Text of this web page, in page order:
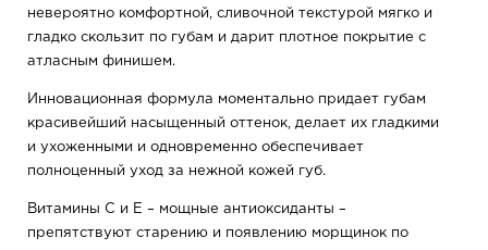
невероятно комфортной, сливочной текстурой мягко и
гладко скользит по губам и дарит плотное покрытие с
атласным финишем.
Инновационная формула моментально придает губам
красивейший насыщенный оттенок, делает их гладкими
и ухоженными и одновременно обеспечивает
полноценный уход за нежной кожей губ.
Витамины С и Е – мощные антиоксиданты –
препятствуют старению и появлению морщинок по